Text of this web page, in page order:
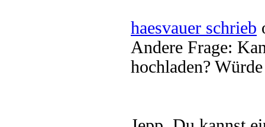
haesvauer schrieb
Andere Frage:
hochladen?